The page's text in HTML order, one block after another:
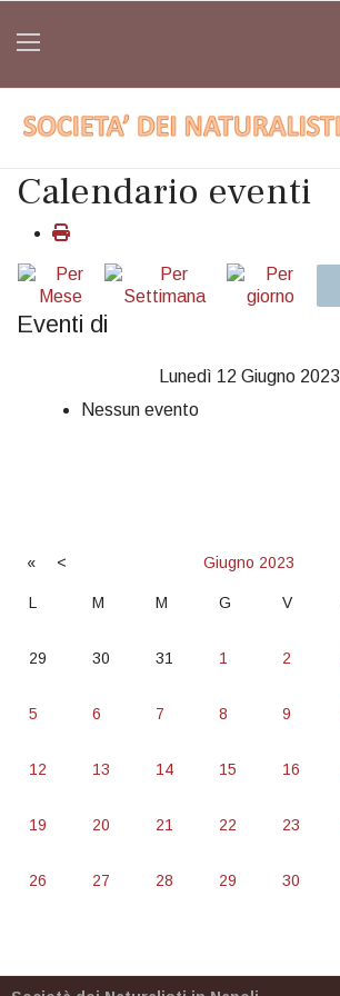
Calendario eventi
Eventi di
Lunedì 12 Giugno 2023
Nessun evento
« < Giugno 2023
L M M G V
29 30 31 1 2
5 6 7 8 9
12 13 14 15 16
19 20 21 22 23
26 27 28 29 30